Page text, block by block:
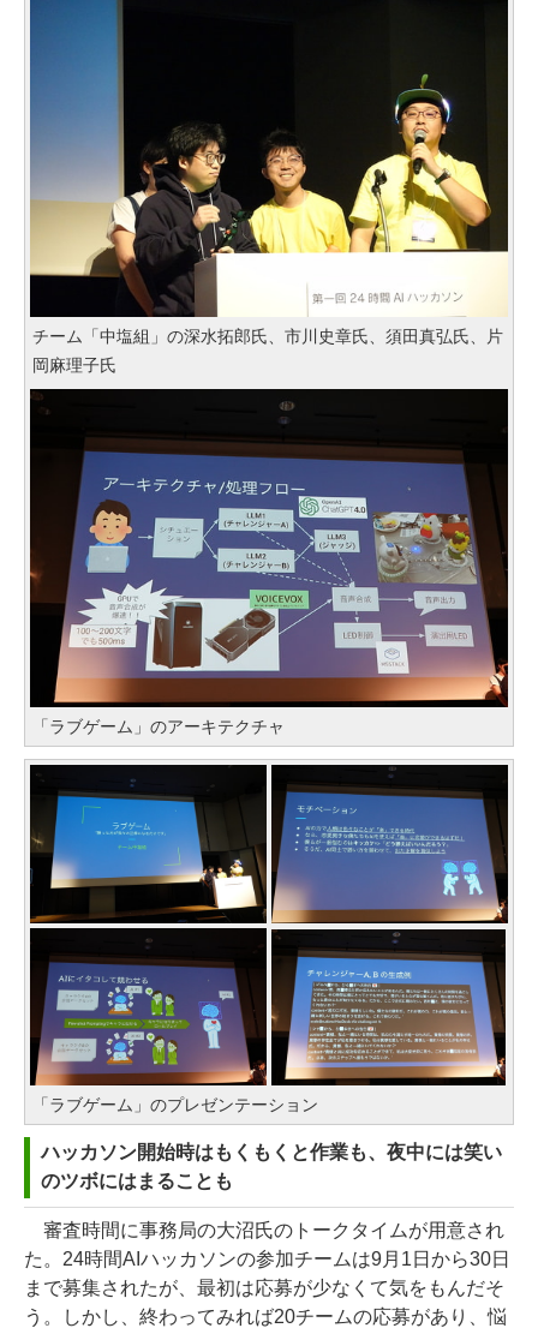
チーム「中塩組」の深水拓郎氏、市川史章氏、須田真弘氏、片
岡麻理子氏
「ラブゲーム」のアーキテクチャ
「ラブゲーム」のプレゼンテーション
ハッカソン開始時はもくもくと作業も、夜中には笑い
のツボにはまることも
審査時間に事務局の大沼氏のトークタイムが用意され
た。24時間AIハッカソンの参加チームは9月1日から30日
まで募集されたが、最初は応募が少なくて気をもんだそ
う。しかし、終わってみれば20チームの応募があり、悩